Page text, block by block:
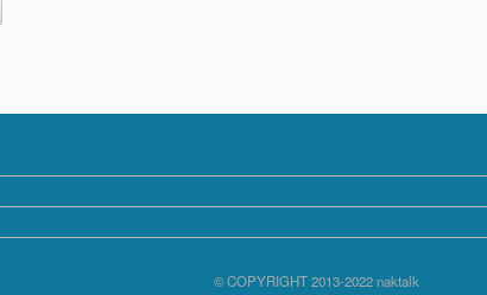
© COPYRIGHT 2013-2022 naktalk